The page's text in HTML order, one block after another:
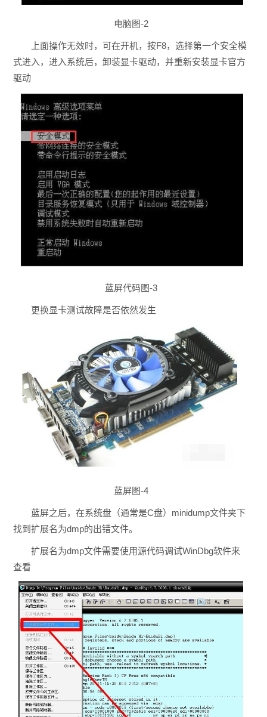
电脑图-2
上面操作无效时，可在开机，按F8，选择第一个安全模
式进入，进入系统后，卸装显卡驱动，并重新安装显卡官方
驱动
蓝屏代码图-3
更换显卡测试故障是否依然发生
蓝屏图-4
蓝屏之后，在系统盘（通常是C盘）minidump文件夹下
找到扩展名为dmp的出错文件。
扩展名为dmp文件需要使用源代码调试WinDbg软件来
查看